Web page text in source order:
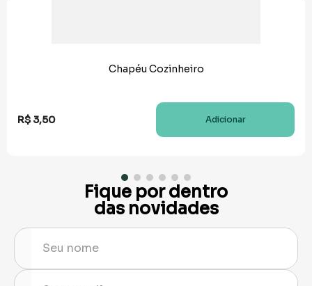
Chapéu Cozinheiro
R$ 3,50 Adicionar
Fique por dentro
das novidades